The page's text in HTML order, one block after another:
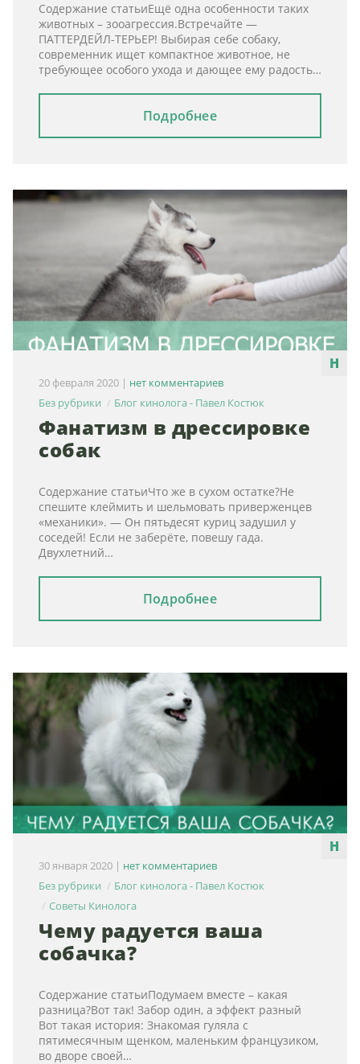
Содержание статьиЕщё одна особенности таких
животных – зооагрессия.Встречайте —
ПАТТЕРДЕЙЛ-ТЕРЬЕР! Выбирая себе собаку,
современник ищет компактное животное, не
требующее особого ухода и дающее ему радость…
Подробнее
20 февраля 2020 | нет комментариев
Без рубрики
Блог кинолога - Павел Костюк
Фанатизм в дрессировке
собак
Содержание статьиЧто же в сухом остатке?Не
спешите клеймить и шельмовать приверженцев
«механики». — Он пятьдесят куриц задушил у
соседей! Если не заберёте, повешу гада.
Двухлетний…
Подробнее
30 января 2020 | нет комментариев
Без рубрики
Блог кинолога - Павел Костюк
Советы Кинолога
Чему радуется ваша
собачка?
Содержание статьиПодумаем вместе – какая
разница?Вот так! Забор один, а эффект разный
Вот такая история: Знакомая гуляла с
пятимесячным щенком, маленьким французиком,
во дворе своей…